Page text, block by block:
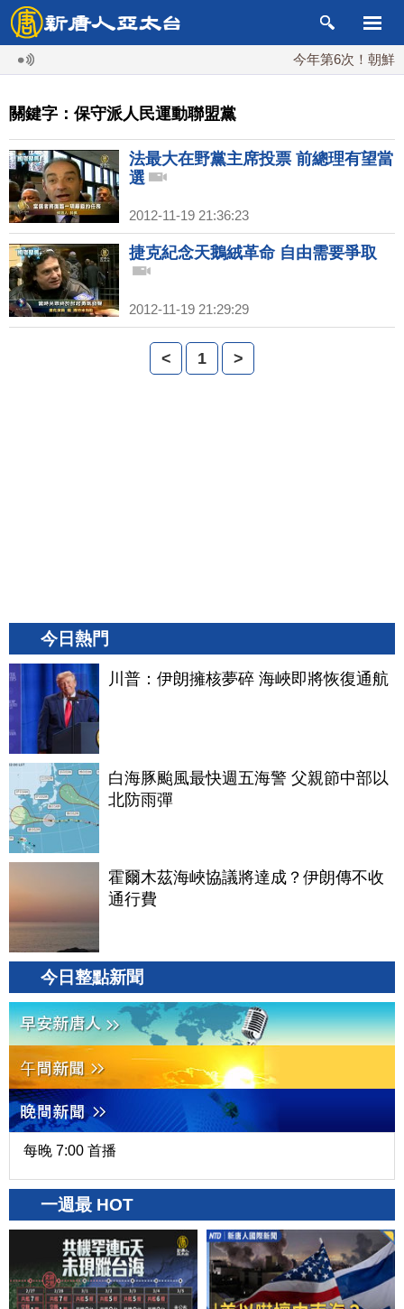
今年第6次！朝鮮
關鍵字：保守派人民運動聯盟黨
法最大在野黨主席投票 前總理有望當
選
2012-11-19 21:36:23
捷克紀念天鵝絨革命 自由需要爭取
2012-11-19 21:29:29
< 1 >
今日熱門
川普：伊朗擁核夢碎 海峽即將恢復通航
白海豚颱風最快週五海警 父親節中部以
北防雨彈
霍爾木茲海峽協議將達成？伊朗傳不收
通行費
今日整點新聞
每晚 7:00 首播
一週最 HOT